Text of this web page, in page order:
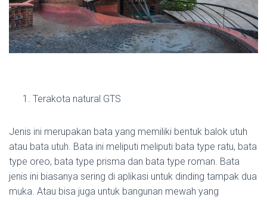
Terakota natural GTS
Jenis ini merupakan bata yang memiliki bentuk balok utuh
atau bata utuh. Bata ini meliputi meliputi bata type ratu, bata
type oreo, bata type prisma dan bata type roman. Bata
jenis ini biasanya sering di aplikasi untuk dinding tampak dua
muka. Atau bisa juga untuk bangunan mewah yang